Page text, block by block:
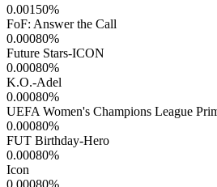
0.00150%
FoF: Answer the Call
0.00080%
Future Stars-ICON
0.00080%
K.O.-Adel
0.00080%
UEFA Women's Champions League
0.00080%
FUT Birthday-Hero
0.00080%
Icon
0.00080%